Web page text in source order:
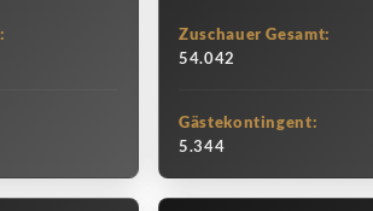
Zuschauer Gesamt:
54.042
Gästekontingent:
5.344